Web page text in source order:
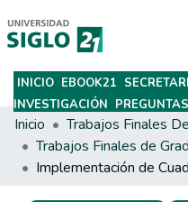
Subir
INICIO EBOOK21
INVESTIGACIÓN
Inicio
Trabajos Finales de